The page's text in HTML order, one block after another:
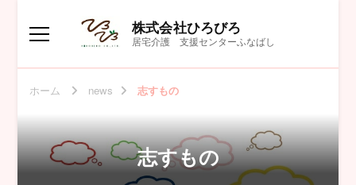
株式会社ひろびろ
居宅介護 支援センターふなばし
ホーム news 志すもの
志すもの